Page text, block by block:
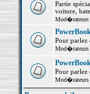
Partie
voiture,
Mod�rateurs
Pour parlez
Mod�rateurs
Pour parlez
Mod�rateurs